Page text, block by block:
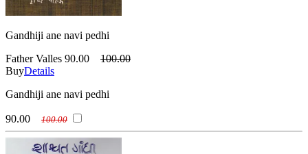
Gandhiji ane navi pedhi
Father Valles 90.00
100.00
BuyDetails
Gandhiji ane navi pedhi
90.00 100.00